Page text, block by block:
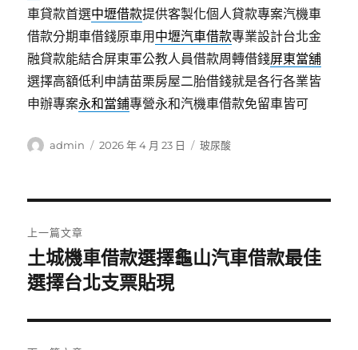
車貸款首選中壢借款提供客製化個人貸款專案汽機車
借款分期車借錢原車用 中壢汽車借款專業設計台北金
融貸款能結合屏東軍公教人員借款周轉借錢屏東當舖
選擇高額低利申請苗栗房屋二胎借錢就是各行各業皆
申辦專案永和當鋪專營永和汽機車借款免留車皆可
作
admin
發
2026 年 4 月 23 日
分
玻尿酸
章
導
覽
上一篇文章
上
一
文
章:
土城機車借款選擇龜山汽車借款最佳
選擇台北支票貼現